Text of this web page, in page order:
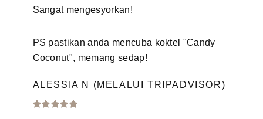
Sangat mengesyorkan!
PS pastikan anda mencuba koktel "Candy
Coconut", memang sedap!
ALESSIA N (MELALUI TRIPADVISOR)